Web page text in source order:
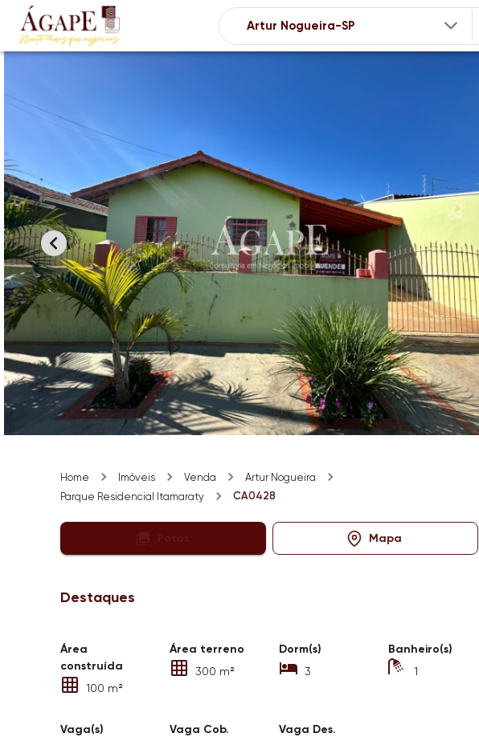
Home Imóveis Venda
Artur Nogueira
Parque Residencial Itamaraty
CA0428
Mapa
Destaques
Área
construída
100 m²
Área terreno
300 m²
Dorm(s)
3
Banheiro(s)
1
Vaga(s) Vaga Cob. Vaga Des.